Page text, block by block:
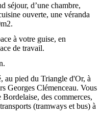
séjour, d’une chambre,
ouverte, une véranda
à votre guise, en
de travail.
au pied du Triangle d'Or, à
Georges Clémenceau. Vous
des commerces,
(tramways et bus) à